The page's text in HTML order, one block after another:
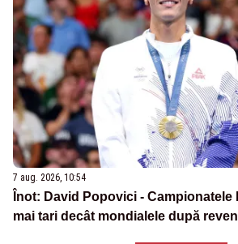
7 aug. 2026, 10:54
Înot: David Popovici -
mai tari decât mondialele după